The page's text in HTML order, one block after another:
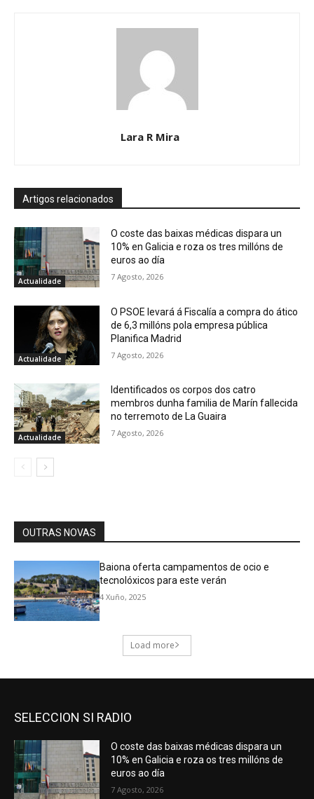
SELECCION SI RADIO
O coste das baixas médicas dispara un
10% en Galicia e roza os tres millóns de
euros ao día
7 Agosto, 2026